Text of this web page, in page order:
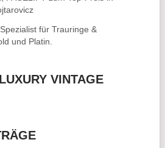
für Trauringe &
und Platin.
VINTAGE